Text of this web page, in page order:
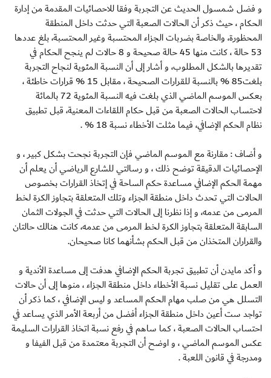
و فضل شمسول الحديث عن التجربة وفقا للاحصائيات المقدمة من إدارة
الحكام ، حيث ذكر أن الحالات الصعبة التي حدثت داخل المنطقة
المحظورة، والخاصة بضربات الجزاء المحتسبة وغير المحتسبة، بلغ عددها
53 حالة ، كانت منها 45 حالة صحيحة و 8 حالات لم ينجح الحكام في
تقديرها بالشكل المطلوب، و أشار إلى أن النسبة المئوية لنجاح التجربة
بلغت85 % بالنسبة للقرارات الصحيحة ، مقابل 15 % قرارات خاطئة ،
بعكس الموسم الماضي الذي بلغت فيه النسبة المئوية 72 بالمائة
لاحتساب الحالات الصعبة من قبل حكام اللقاءات المعنية، قبل تطبيق
نظام الحكم الإضافي، فيما مثلت الأخطاء نسبة 18 % .
و أضاف : مقارنة مع الموسم الماضي فإن التجربة نجحت بشكل كبير ، و
الإحصائيات الدقيقة توضح ذلك ، و رسالتي للشارع الرياضي أن يعلم أن
مهمة الحكم الإضافي مساعدة حكم الساحة في إتخاذ القرارات بخصوص
الحالات التي تحدث داخل منطقة الجزاء وتلك المتعلقة بتجاوز الكرة لخط
المرمى من عدمه، و إذا نظرنا إلى الحالات التي حدثت في الجولات الثمان
السابقة المتعلقة بتجاوز الكرة لخط المرمى من عدمه، كانت هنالك حالتان
والقراران المتخذان من قبل الحكم بشأنهما كانا صحيحان.
و أكد مايدن أن تطبيق تجربة الحكم الإضافي هدفت إلى مساعدة الأندية و
العمل على تقليل نسبة الأخطاء داخل منطقة الجزاء ، منوها إلى أن حالات
التسلل هي من صلب مهام الحكم المساعد و ليس الإضافي ، كما ذكر أن
تواجد ست أعين داخل منطقة الجزاء أفضل من أربعة الأمر الذي يساعد في
احتساب الحالات الصعبة ، كما ساهم في رفع نسبة اتخاذ القرارات السليمة
عكس الموسم الماضي ، و اوضح أن التجربة معتمدة من قبل الفيفا و
ومدرجة في قانون اللعبة .